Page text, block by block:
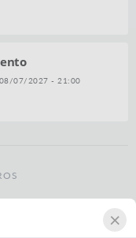
08/07/2027 - 21:00
2026 ×